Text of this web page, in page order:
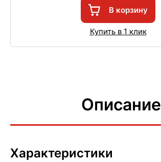
В корзину
Купить в 1 клик
Описание
Характеристики